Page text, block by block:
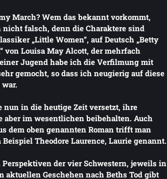
March? Wem das bekannt vorkommt,
falsch, denn die Charaktere sind
„Little Women“, auf Deutsch „Betty
von Louisa May Alcott, der mehrfach
Jugend habe ich die Verfilmung mit
gemocht, so dass ich neugierig auf diese
in die heutige Zeit versetzt, ihre
aber im wesentlichen beibehalten. Auch
dem oben genannten Roman trifft man
Theodore Laurence, Laurie genannt.
der vier Schwestern, jeweils in
aktuellen Geschehen nach Beths Tod gibt